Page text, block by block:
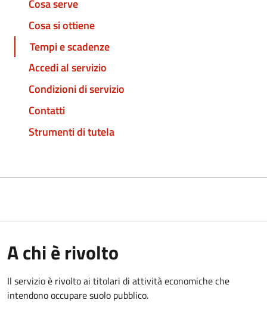
Cosa serve
Cosa si ottiene
Tempi e scadenze
Accedi al servizio
Condizioni di servizio
Contatti
Strumenti di tutela
A chi è rivolto
Il servizio è rivolto ai titolari di attività economiche che
intendono occupare suolo pubblico.